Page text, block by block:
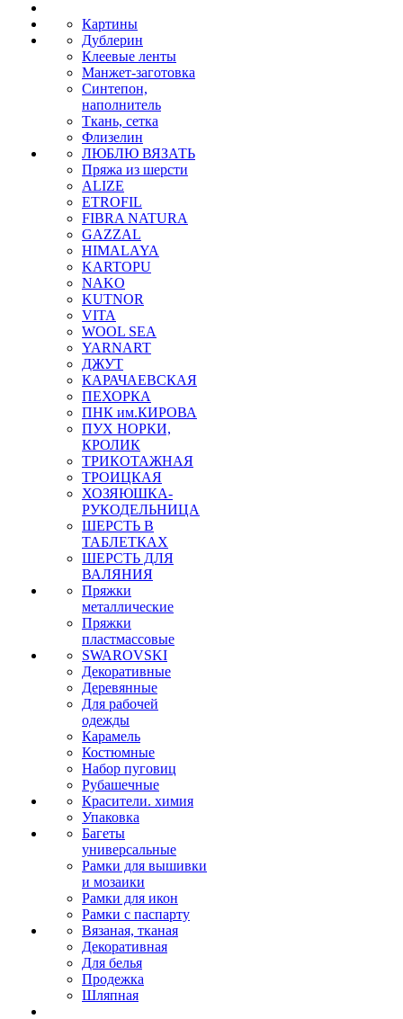
Картины
Дублерин
Клеевые ленты
Манжет-заготовка
Синтепон,
наполнитель
Ткань, сетка
Флизелин
ЛЮБЛЮ ВЯЗАТЬ
Пряжа из шерсти
ALIZE
ETROFIL
FIBRA NATURA
GAZZAL
HIMALAYA
KARTOPU
NAKO
KUTNOR
VITA
WOOL SEA
YARNART
ДЖУТ
КАРАЧАЕВСКАЯ
ПЕХОРКА
ПНК им.КИРОВА
ПУХ НОРКИ,
КРОЛИК
ТРИКОТАЖНАЯ
ТРОИЦКАЯ
ХОЗЯЮШКА-
РУКОДЕЛЬНИЦА
ШЕРСТЬ В
ТАБЛЕТКАХ
ШЕРСТЬ ДЛЯ
ВАЛЯНИЯ
Пряжки
металлические
Пряжки
пластмассовые
SWAROVSKI
Декоративные
Деревянные
Для рабочей
одежды
Карамель
Костюмные
Набор пуговиц
Рубашечные
Красители. химия
Упаковка
Багеты
универсальные
Рамки для вышивки
и мозаики
Рамки для икон
Рамки с паспарту
Вязаная, тканая
Декоративная
Для белья
Продежка
Шляпная